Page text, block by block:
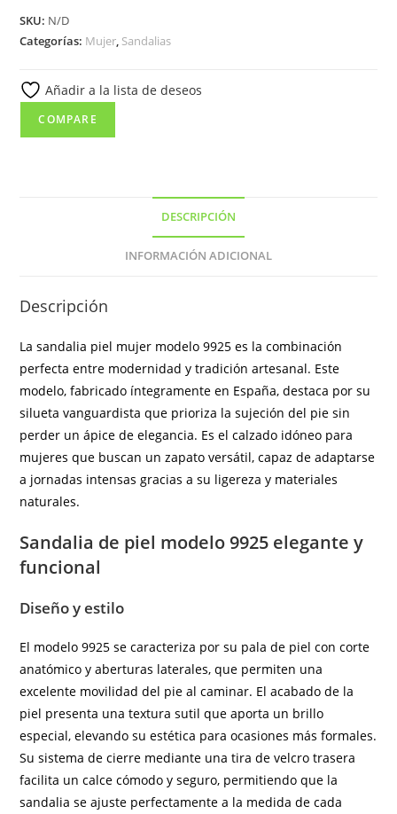
modelo
9925
cuña
esparto
SKU: N/D
Categorías: Mujer, Sandalias
Añadir a la lista de deseos
COMPARE
DESCRIPCIÓN
INFORMACIÓN ADICIONAL
Descripción
La sandalia piel mujer modelo 9925 es la combinación
perfecta entre modernidad y tradición artesanal. Este
modelo, fabricado íntegramente en España, destaca por su
silueta vanguardista que prioriza la sujeción del pie sin
perder un ápice de elegancia. Es el calzado idóneo para
mujeres que buscan un zapato versátil, capaz de adaptarse
a jornadas intensas gracias a su ligereza y materiales
naturales.
Sandalia de piel modelo 9925 elegante y
funcional
Diseño y estilo
El modelo 9925 se caracteriza por su pala de piel con corte
anatómico y aberturas laterales, que permiten una
excelente movilidad del pie al caminar. El acabado de la
piel presenta una textura sutil que aporta un brillo
especial, elevando su estética para ocasiones más formales.
Su sistema de cierre mediante una tira de velcro trasera
facilita un calce cómodo y seguro, permitiendo que la
sandalia se ajuste perfectamente a la medida de cada